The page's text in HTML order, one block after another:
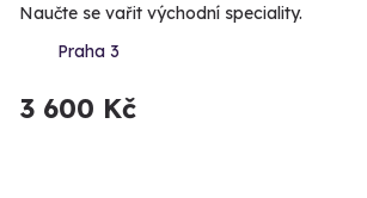
Naučte se vařit východní speciality.
Praha 3
3 600 Kč